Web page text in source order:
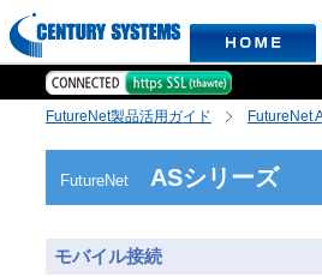
FutureNet製品活用ガイド FutureNet
FutureNet ASシリーズ
モバイル接続